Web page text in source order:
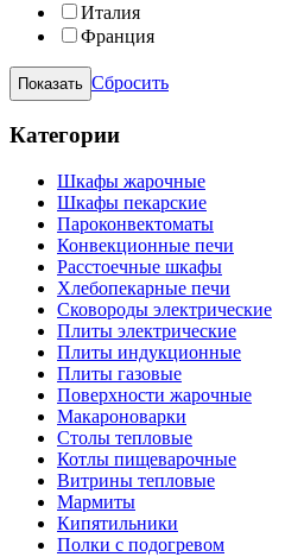
Италия
Франция
Сбросить
Категории
Шкафы жарочные
Шкафы пекарские
Пароконвектоматы
Конвекционные печи
Расстоечные шкафы
Хлебопекарные печи
Сковороды электрические
Плиты электрические
Плиты индукционные
Плиты газовые
Поверхности жарочные
Макароноварки
Столы тепловые
Котлы пищеварочные
Витрины тепловые
Мармиты
Кипятильники
Полки с подогревом